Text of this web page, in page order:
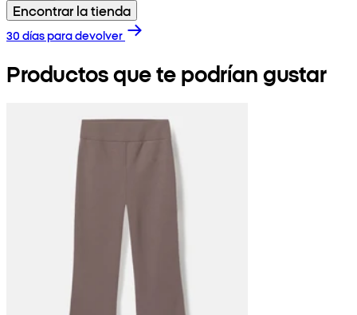
Encontrar la tienda
30 días para devolver
Productos que te podrían gustar